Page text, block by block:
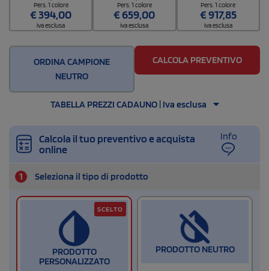
Pers. 1 colore
€394,00
iva esclusa
Pers. 1 colore
€659,00
iva esclusa
Pers. 1 colore
€917,85
iva esclusa
ORDINA CAMPIONE
NEUTRO
CALCOLA PREVENTIVO
TABELLA PREZZI CADAUNO | Iva esclusa
Calcola il tuo preventivo e acquista
online
Info
1 Seleziona il tipo di prodotto
PRODOTTO
PERSONALIZZATO
SCELTO
PRODOTTO NEUTRO